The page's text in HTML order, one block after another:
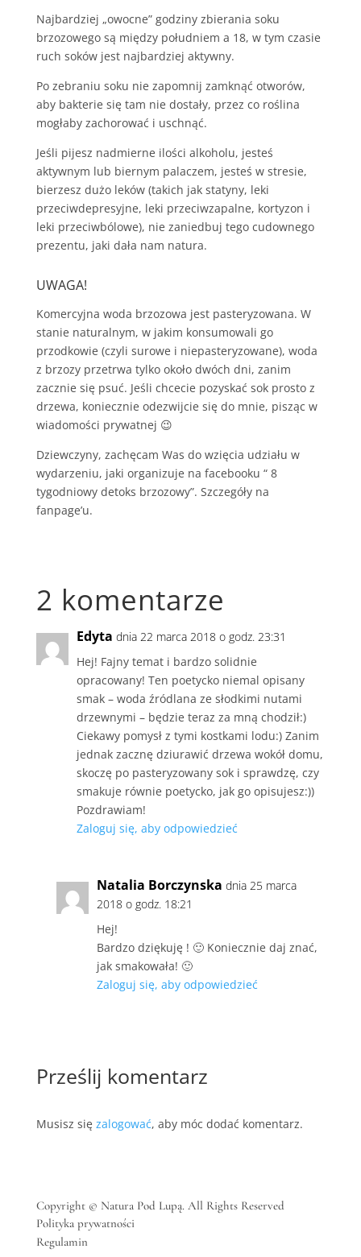
Najbardziej „owocne” godziny zbierania soku
brzozowego są między południem a 18, w tym czasie
ruch soków jest najbardziej aktywny.
Po zebraniu soku nie zapomnij zamknąć otworów,
aby bakterie się tam nie dostały, przez co roślina
mogłaby zachorować i uschnąć.
Jeśli pijesz nadmierne ilości alkoholu, jesteś
aktywnym lub biernym palaczem, jesteś w stresie,
bierzesz dużo leków (takich jak statyny, leki
przeciwdepresyjne, leki przeciwzapalne, kortyzon i
leki przeciwbólowe), nie zaniedbuj tego cudownego
prezentu, jaki dała nam natura.
UWAGA!
Komercyjna woda brzozowa jest pasteryzowana. W
stanie naturalnym, w jakim konsumowali go
przodkowie (czyli surowe i niepasteryzowane), woda
z brzozy przetrwa tylko około dwóch dni, zanim
zacznie się psuć. Jeśli chcecie pozyskać sok prosto z
drzewa, koniecznie odezwijcie się do mnie, pisząc w
wiadomości prywatnej 😉
Dziewczyny, zachęcam Was do wzięcia udziału w
wydarzeniu, jaki organizuje na facebooku “ 8
tygodniowy detoks brzozowy”. Szczegóły na
fanpage’u.
2 komentarze
Edyta dnia 22 marca 2018 o godz. 23:31
Hej! Fajny temat i bardzo solidnie
opracowany! Ten poetycko niemal opisany
smak – woda źródlana ze słodkimi nutami
drzewnymi – będzie teraz za mną chodził:)
Ciekawy pomysł z tymi kostkami lodu:) Zanim
jednak zacznę dziurawić drzewa wokół domu,
skoczę po pasteryzowany sok i sprawdzę, czy
smakuje równie poetycko, jak go opisujesz:))
Pozdrawiam!
Zaloguj się, aby odpowiedzieć
Natalia Borczynska dnia 25 marca
2018 o godz. 18:21
Hej!
Bardzo dziękuję ! 🙂 Koniecznie daj znać,
jak smakowała! 🙂
Zaloguj się, aby odpowiedzieć
Prześlij komentarz
Musisz się zalogować, aby móc dodać komentarz.
Copyright © Natura Pod Lupą. All Rights Reserved
Polityka prywatności
Regulamin